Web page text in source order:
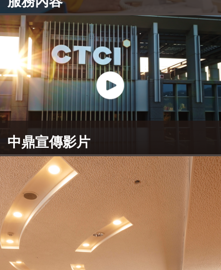
CTCI為客戶提供最值得信賴的工程設計、採購、建
造施工、試車操作及專案管理等整體解決方案。
了解更多
中鼎宣傳影片
CTCI中鼎集團提供最值得信賴的工程服務，享譽亞
洲、中東、美洲各國。
觀看更多